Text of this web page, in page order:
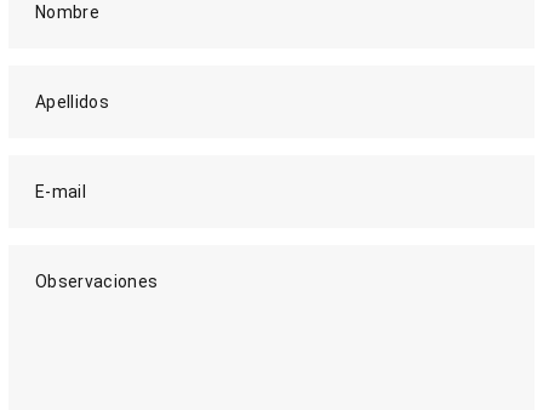
Nombre
Apellidos
E-mail
Observaciones